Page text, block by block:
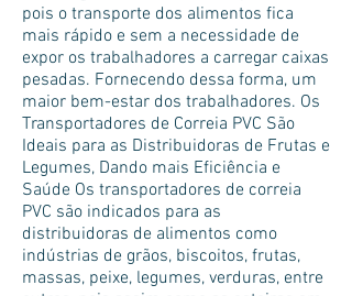
pois o transporte dos alimentos fica
mais rápido e sem a necessidade de
expor os trabalhadores a carregar caixas
pesadas. Fornecendo dessa forma, um
maior bem-estar dos trabalhadores. Os
Transportadores de Correia PVC São
Ideais para as Distribuidoras de Frutas e
Legumes, Dando mais Eficiência e
Saúde Os transportadores de correia
PVC são indicados para as
distribuidoras de alimentos como
indústrias de grãos, biscoitos, frutas,
massas, peixe, legumes, verduras, entre